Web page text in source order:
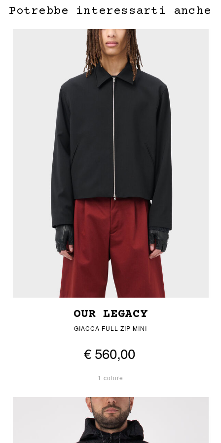
Potrebbe interessarti anche
OUR LEGACY
GIACCA FULL ZIP MINI
€ 560,00
1 colore